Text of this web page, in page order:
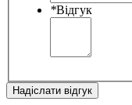
*Відгук
Надіслати відгук